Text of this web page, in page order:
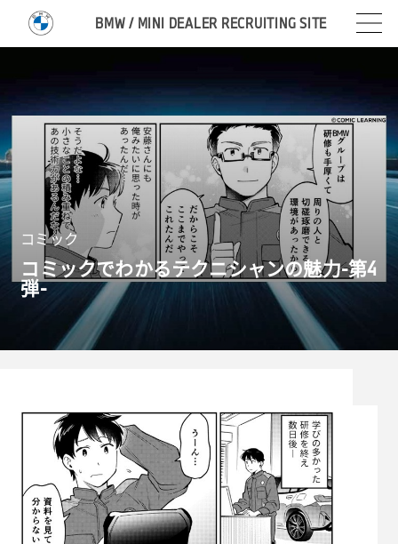
BMW / MINI DEALER RECRUITING SITE
コミック
コミックでわかるテクニシャンの魅力-第4
弾-